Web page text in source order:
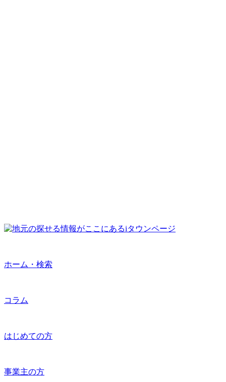
ホーム・検索
コラム
はじめての方
事業主の方